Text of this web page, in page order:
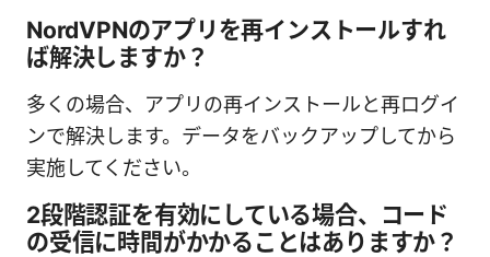
NordVPNのアプリを再インストールすれ
ば解決しますか？
多くの場合、アプリの再インストールと再ログイ
ンで解決します。データをバックアップしてから
実施してください。
2段階認証を有効にしている場合、コード
の受信に時間がかかることはありますか？